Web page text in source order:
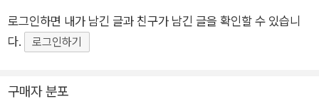
로그인하면 내가 남긴 글과 친구가 남긴 글을 확인할 수 있습니
다.
로그인하기
구매자 분포